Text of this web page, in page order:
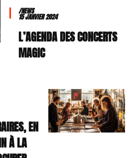
/NEWS
15 JANVIER 2024
L’AGENDA DES CONCERTS
MAGIC
EN
À LA